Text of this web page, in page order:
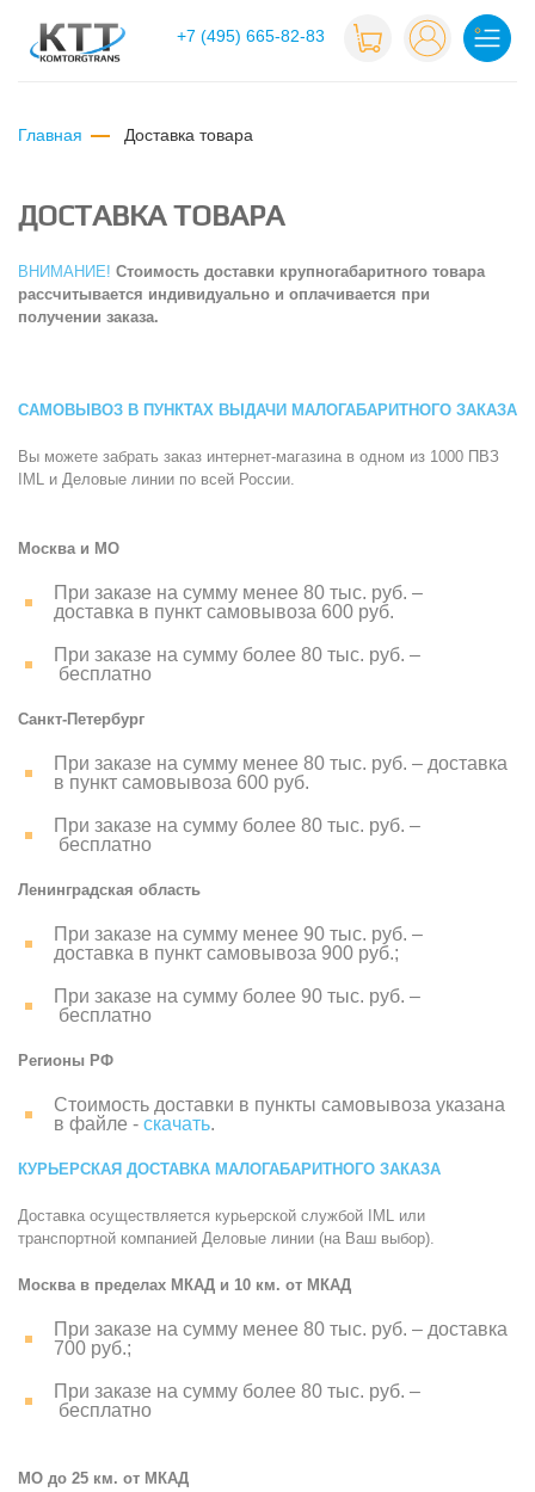
+7 (495) 665-82-83
Главная доставка товара
ДОСТАВКА ТОВАРА
ВНИМАНИЕ! Стоимость доставки крупногабаритного товара
рассчитывается индивидуально и оплачивается при
получении заказа.
САМОВЫВОЗ В ПУНКТАХ ВЫДАЧИ МАЛОГАБАРИТНОГО ЗАКАЗА
Вы можете забрать заказ интернет-магазина в одном из 1000 ПВЗ
IML и Деловые линии по всей России.
Москва и МО
При заказе на сумму менее 80 тыс. руб. –
доставка в пункт самовывоза 600 руб.
При заказе на сумму более 80 тыс. руб. –
бесплатно
Санкт-Петербург
При заказе на сумму менее 80 тыс. руб. – доставка
в пункт самовывоза 600 руб.
При заказе на сумму более 80 тыс. руб. –
бесплатно
Ленинградская область
При заказе на сумму менее 90 тыс. руб. –
доставка в пункт самовывоза 900 руб.;
При заказе на сумму более 90 тыс. руб. –
бесплатно
Регионы РФ
Стоимость доставки в пункты самовывоза указана
в файле - скачать.
КУРЬЕРСКАЯ ДОСТАВКА МАЛОГАБАРИТНОГО ЗАКАЗА
Доставка осуществляется курьерской службой IML или
транспортной компанией Деловые линии (на Ваш выбор).
Москва в пределах МКАД и 10 км. от МКАД
При заказе на сумму менее 80 тыс. руб. – доставка
700 руб.;
При заказе на сумму более 80 тыс. руб. –
бесплатно
МО до 25 км. от МКАД